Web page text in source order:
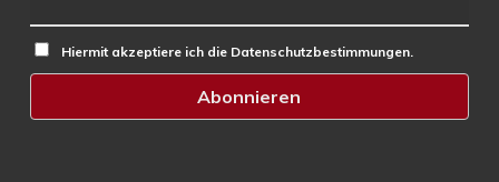
Hiermit akzeptiere ich die Datenschutzbestimmungen.